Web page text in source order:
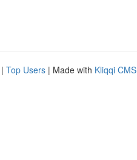
| Top Users | Made with Kliqqi CMS